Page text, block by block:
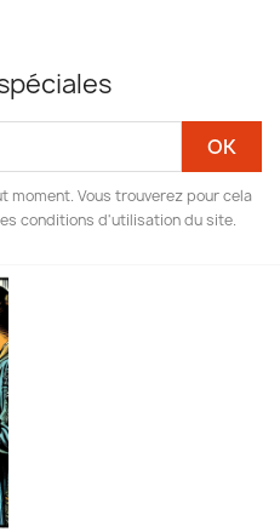
moment. Vous trouverez pour cela
conditions d'utilisation du site.